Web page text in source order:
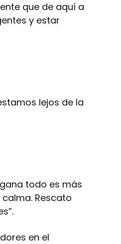
que de aquí a
y estar
lejos de la
todo es más
Rescato
en el